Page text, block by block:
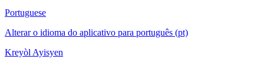
Portuguese
Alterar o idioma do aplicativo para português (pt)
Kreyòl Ayisyen